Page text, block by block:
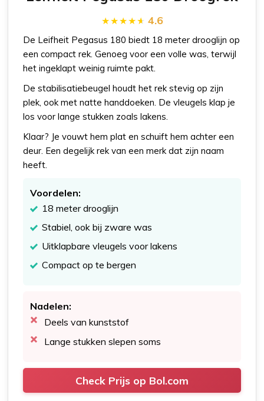
4.6
De Leifheit Pegasus 180 biedt 18 meter drooglijn op
een compact rek. Genoeg voor een volle was, terwijl
het ingeklapt weinig ruimte pakt.
De stabilisatiebeugel houdt het rek stevig op zijn
plek, ook met natte handdoeken. De vleugels klap je
los voor lange stukken zoals lakens.
Klaar? Je vouwt hem plat en schuift hem achter een
deur. Een degelijk rek van een merk dat zijn naam
heeft.
Voordelen:
18 meter drooglijn
Stabiel, ook bij zware was
Uitklapbare vleugels voor lakens
Compact op te bergen
Nadelen:
Deels van kunststof
Lange stukken slepen soms
Check Prijs op Bol.com